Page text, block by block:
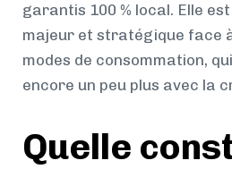
garantis 100 % local. Elle
majeur et stratégique face
modes de consommation,
encore un peu plus avec la
Quelle